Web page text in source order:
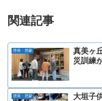
関連記事
啓発・啓蒙
真美ヶ
災訓練
啓発・啓蒙 大垣子